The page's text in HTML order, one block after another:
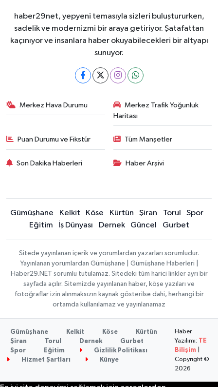
haber29net, yepyeni temasıyla sizleri buluştururken,
sadelik ve modernizmi bir araya getiriyor. Şatafattan
kaçınıyor ve insanlara haber okuyabilecekleri bir altyapı
sunuyor.
Merkez Hava Durumu
Merkez Trafik Yoğunluk
Haritası
Puan Durumu ve Fikstür Tüm Manşetler
Son Dakika Haberleri Haber Arşivi
Gümüşhane Kelkit Köse Kürtün Şiran Torul
Spor
Eğitim
İş Dünyası Dernek Güncel Gurbet
Sitede yayınlanan içerik ve yorumlardan yazarları sorumludur.
Yayınlanan yorumlardan Gümüşhane | Gümüşhane Haberleri |
Haber29.NET sorumlu tutulamaz. Sitedeki tüm harici linkler ayrı bir
sayfada açılır. Sitemizde yayınlanan haber, köşe yazıları ve
fotoğraflar izin alınmaksızın kaynak gösterilse dahi, herhangi bir
ortamda kullanılamaz ve yayınlanamaz
Gümüşhane Kelkit Köse
Kürtün
Şiran
Torul Dernek
Gurbet
Spor
Eğitim
Gizlilik Politikası
Hizmet Şartları
Künye
Haber
Yazılımı: TE
Bilişim
Copyright ©
2026